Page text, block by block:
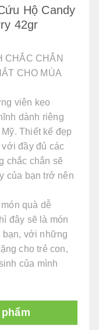
Hộ Candy
42gr
CHẮC CHẮN
CHO MÙA
viên kẹo
dành riêng
Thiết kế đẹp
đầy đủ các
chắc chắn sẽ
của bạn trở nên
quà dễ
đây sẽ là món
bạn, với những
cho trẻ con,
của mình